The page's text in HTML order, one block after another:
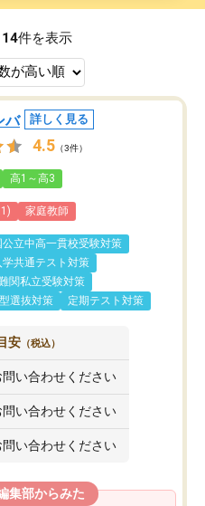
件を表示
バ 詳しく見る
4.5 （3件）
高1～高3
家庭教師
公立中高一貫校受験対策
学共通テスト対策
関私立受験対策
選抜対策
定期テスト対策
安 （税込）
い合わせください
い合わせください
い合わせください
集部からみた